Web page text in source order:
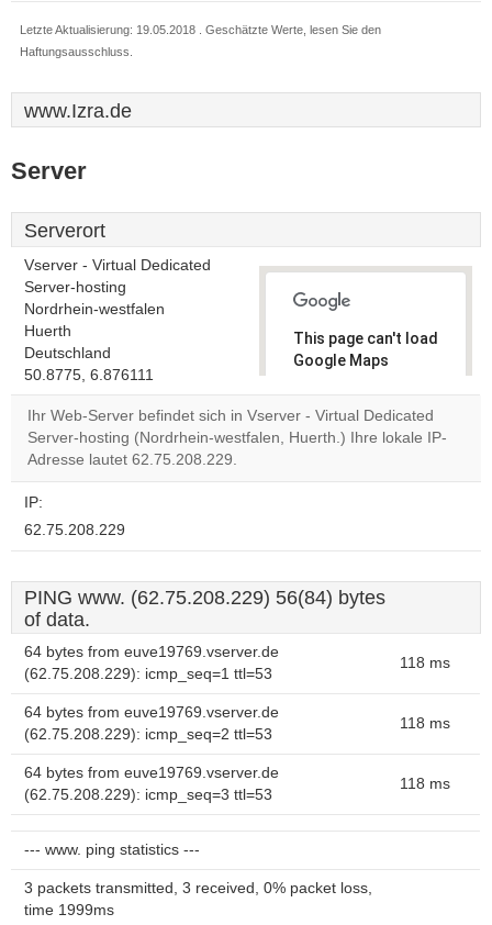
Letzte Aktualisierung: 19.05.2018 . Geschätzte Werte, lesen Sie den
Haftungsausschluss.
www.Izra.de
Server
Serverort
Vserver - Virtual Dedicated
Server-hosting
Nordrhein-westfalen
Huerth
Deutschland
50.8775, 6.876111
This page can't load
Google Maps
Do you
own this
OK
Ihr Web-Server befindet sich in Vserver - Virtual Dedicated
Server-hosting (Nordrhein-westfalen, Huerth.) Ihre lokale IP-
Adresse lautet 62.75.208.229.
IP:
62.75.208.229
PING www. (62.75.208.229) 56(84) bytes
of data.
64 bytes from euve19769.vserver.de
(62.75.208.229): icmp_seq=1 ttl=53
118 ms
64 bytes from euve19769.vserver.de
(62.75.208.229): icmp_seq=2 ttl=53
118 ms
64 bytes from euve19769.vserver.de
(62.75.208.229): icmp_seq=3 ttl=53
118 ms
--- www. ping statistics ---
3 packets transmitted, 3 received, 0% packet loss,
time 1999ms